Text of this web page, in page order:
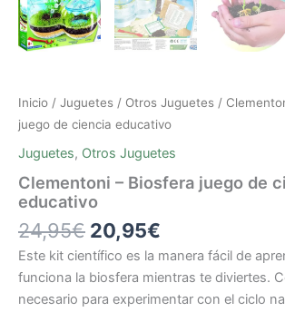
Inicio / Juguetes / Otros Juguetes /
juego de ciencia educativo
Juguetes, Otros Juguetes
Clementoni – Biosfera juego de
educativo
24,95€ 20,95€
Este kit científico es la manera fácil de
funciona la biosfera mientras te diviertes.
necesario para experimentar con el ciclo